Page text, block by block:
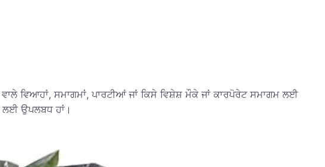
ਵਿਆਹਾਂ, ਸਮਾਗਮਾਂ, ਪਾਰਟੀਆਂ ਜਾਂ ਕਿਸੇ ਵਿਸ਼ੇਸ਼ ਮੌਕੇ ਜਾਂ ਕਾਰਪੋਰੇਟ ਸਮਾਗਮ ਲਈ
ਲਈ ਉਪਲਬਧ ਹਾਂ।